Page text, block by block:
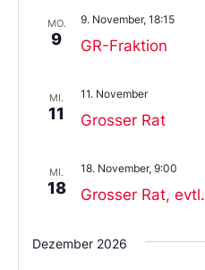
MO.
9 GR-Fraktion
9. November, 18:15
MI.
11 Grosser Rat
11. November
MI.
18 Grosser Rat,
18. November, 9:00
Dezember 2026